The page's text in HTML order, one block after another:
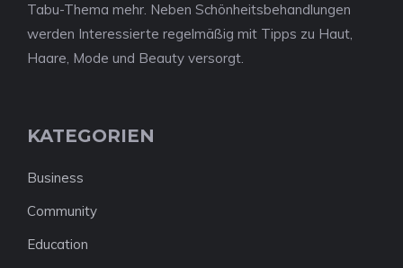
Tabu-Thema mehr. Neben Schönheitsbehandlungen
werden Interessierte regelmäßig mit Tipps zu Haut,
Haare, Mode und Beauty versorgt.
KATEGORIEN
Business
Community
Education